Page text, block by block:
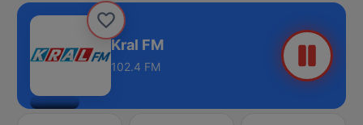
Kral FM
102.4 FM